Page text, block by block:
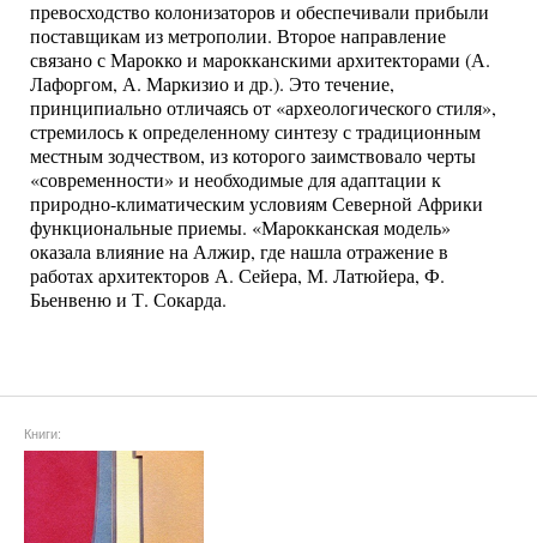
превосходство колонизаторов и обеспечивали прибыли
поставщикам из метрополии. Второе направление
связано с Марокко и марокканскими архитекторами (А.
Лафоргом, А. Маркизио и др.). Это течение,
принципиально отличаясь от «археологического стиля»,
стремилось к определенному синтезу с традиционным
местным зодчеством, из которого заимствовало черты
«современности» и необходимые для адаптации к
природно-климатическим условиям Северной Африки
функциональные приемы. «Марокканская модель»
оказала влияние на Алжир, где нашла отражение в
работах архитекторов А. Сейера, М. Латюйера, Ф.
Бьенвеню и Т. Сокарда.
Книги: